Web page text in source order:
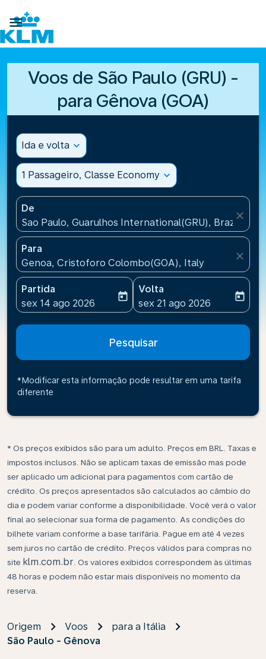

Voos de São Paulo (GRU) -
para Gênova (GOA)
Ida e volta expand_more
1 Passageiro, Classe Economy expand_more
De
Sao Paulo, Guarulhos International(GRU), Brazil
close
Para
Genoa, Cristoforo Colombo(GOA), Italy
close
Partida
fc-booking-departure-date-aria-label
sex 14 ago 2026
today
Volta
fc-booking-return-date-
sex 21 ago 2026
today
Pesquisar
*Modificar esta informação pode resultar em uma tarifa
diferente
* Os preços exibidos são para um adulto. Preços em BRL. Taxas e
impostos inclusos. Não se aplicam taxas de emissão mas pode
ser aplicado um adicional para pagamentos com cartão de
crédito. Os preços apresentados são calculados ao câmbio do
dia e podem variar conforme a disponibilidade. Você verá o valor
final ao selecionar sua forma de pagamento. As condições do
bilhete variam conforme a base tarifária. Pague em até 4 vezes
sem juros no cartão de crédito. Preços válidos para compras no
site klm.com.br . Os valores exibidos correspondem às últimas
48 horas e podem não estar mais disponíveis no momento da
reserva.
Origem Voos
para a Itália
São Paulo - Gênova